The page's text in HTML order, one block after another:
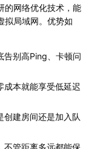
的网络优化技术，能
拟局域网。优势如
告别高Ping、卡顿问
成本就能享受低延迟
创建房间还是加入队
不管距离多远都能保